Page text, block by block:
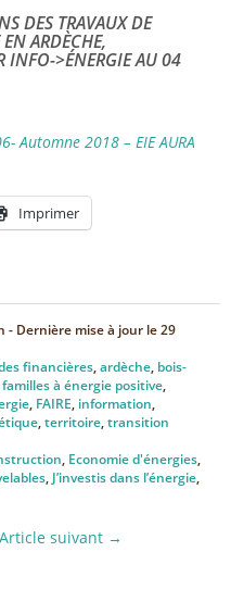
DES TRAVAUX DE
ARDÈCHE,
INFO->ÉNERGIE AU 04
Automne 2018 – EIE AURA
Imprimer
- Dernière mise à jour le29
financières,ardèche, bois-
à énergie positive,
, FAIRE, information,
,territoire,transition
, Economie d'énergies,
, J’investis dans l’énergie,
Article suivant →